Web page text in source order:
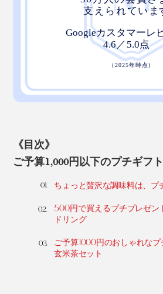
《目次》
ご予算1,000円以下のプチギフト
ちょっと贅沢な調味料は、プ
500円で買えるプチプレゼン
ドリング
ご予算1000円のおしゃれな
玄米茶セット